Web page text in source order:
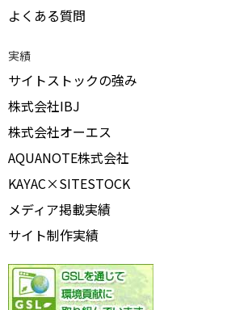
よくある質問
実績
サイトストックの強み
株式会社IBJ
株式会社オーエス
AQUANOTE株式会社
KAYAC×SITESTOCK
メディア掲載実績
サイト制作実績